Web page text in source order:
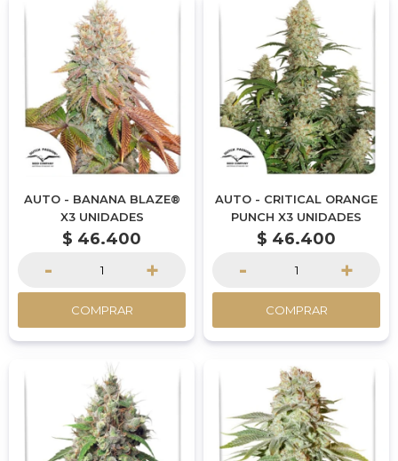
AUTO - BANANA BLAZE®
X3 UNIDADES
$ 46.400
- +
COMPRAR
AUTO - CRITICAL ORANGE
PUNCH X3 UNIDADES
$ 46.400
- +
COMPRAR